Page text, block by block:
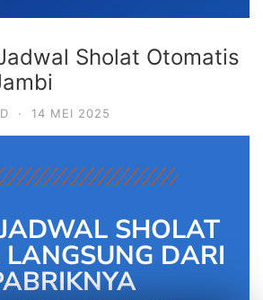
Sholat Otomatis
· 14 MEI 2025
SHOLAT
DARI